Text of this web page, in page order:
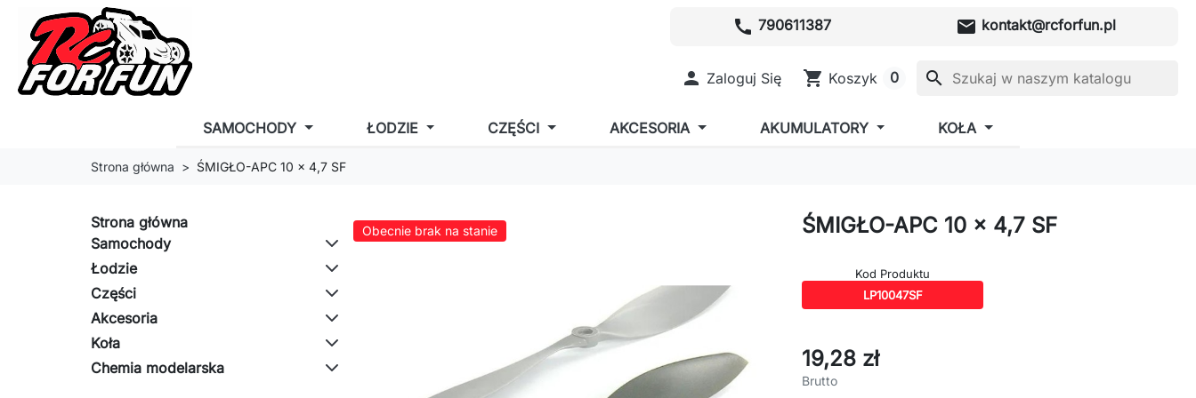
call 790611387 mail kontakt@rcforfun.pl
 Zaloguj Się shopping_cart Koszyk 0 search
SAMOCHODY ŁODZIE CZĘŚCI AKCESORIA AKUMULATORY KOŁA
Strona główna ŚMIGŁO-APC 10 x 4,7 SF
Strona główna
Samochody
Łodzie
Części
Akcesoria
Koła
Chemia modelarska
Obecnie brak na stanie ŚMIGŁO-APC 10 x 4,7 SF
Kod Produktu
LP10047SF
19,28 zł
Brutto